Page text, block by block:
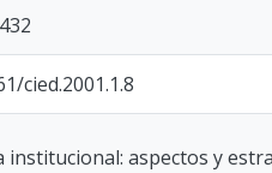
cied.2001.1.8
institucional: aspectos y